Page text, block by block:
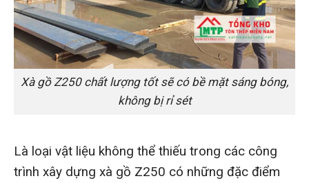
Xà gồ Z250 chất lượng tốt sẽ có bề mặt sáng bóng,
không bị rỉ sét
Là loại vật liệu không thể thiếu trong các công
trình xây dựng xà gồ Z250 có những đặc điểm